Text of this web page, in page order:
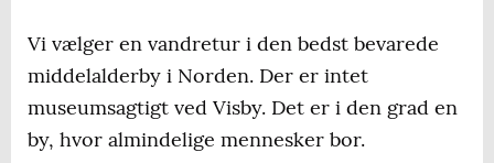
Vi vælger en vandretur i den bedst bevarede
middelalderby i Norden. Der er intet
museumsagtigt ved Visby. Det er i den grad en
by, hvor almindelige mennesker bor.